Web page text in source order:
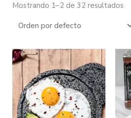
Mostrando 1–2 de 32 resultados